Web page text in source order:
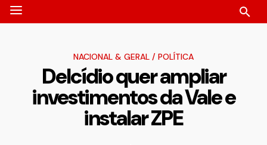
NACIONAL & GERAL / POLÍTICA
Delcídio quer ampliar
investimentos da Vale e
instalar ZPE